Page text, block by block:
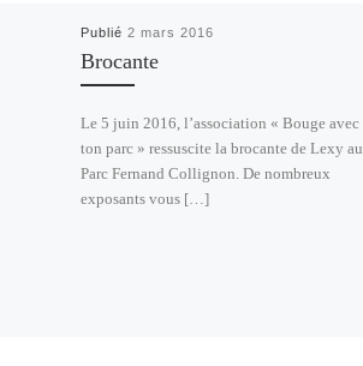
Publié 2 mars 2016
Brocante
Le 5 juin 2016, l’association « Bouge avec
ton parc » ressuscite la brocante de Lexy au
Parc Fernand Collignon. De nombreux
exposants vous […]